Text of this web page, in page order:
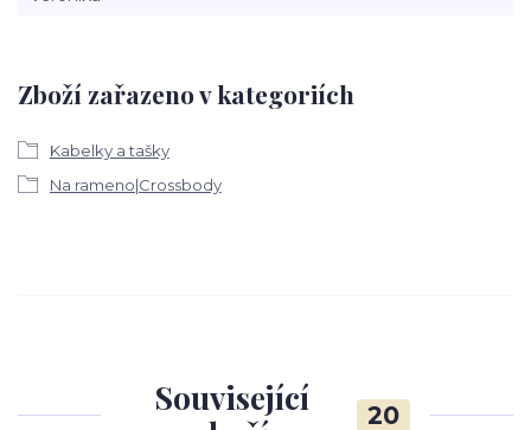
Zboží zařazeno v kategoriích
Kabelky a tašky
Na rameno|Crossbody
Související
20